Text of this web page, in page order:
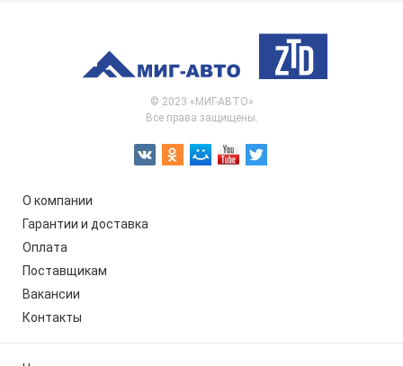
© 2023 «МИГ-АВТО»
Все права защищены.
О компании
Гарантии и доставка
Оплата
Поставщикам
Вакансии
Контакты